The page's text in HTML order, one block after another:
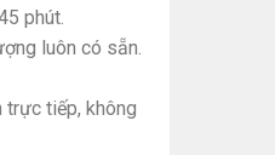
phút.
luôn có sẵn.
trực tiếp, không